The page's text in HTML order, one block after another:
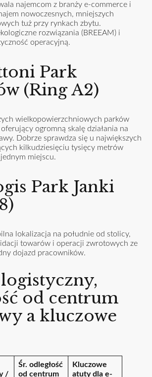
najemcom z branży e-commerce i
nowoczesnych, mniejszych
tuż przy rynkach zbytu.
rozwiązania (BREEAM) i
operacyjną.
Park
(Ring A2)
wielkopowierzchniowych parków
ogromną skalę działania na
Dobrze sprawdza się u największych
kilkudziesięciu tysięcy metrów
miejscu.
Park Janki
lokalizacja na południe od stolicy,
towarów i operacji zwrotowych ze
dojazd pracowników.
od centrum
a kluczowe
/
Śr. odległość
od centrum
Kluczowe
atuty dla e-